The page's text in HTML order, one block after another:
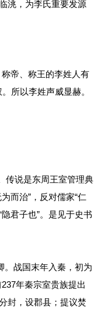
洮，为李氏重要发源
帝、称王的李姓人有
所以李姓声威显赫。
说是东周王室管理典
而治”，反对儒家“仁
君子也”。是见于史书
战国末年入秦，初为
年秦宗室贵族提出
封，设郡县；提议焚